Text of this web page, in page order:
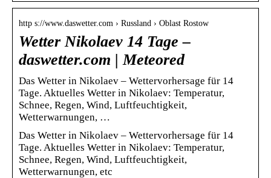
http s://www.daswetter.com › Russland › Oblast Rostow
Wetter Nikolaev 14 Tage –
daswetter.com | Meteored
Das Wetter in Nikolaev – Wettervorhersage für 14
Tage. Aktuelles Wetter in Nikolaev: Temperatur,
Schnee, Regen, Wind, Luftfeuchtigkeit,
Wetterwarnungen, …
Das Wetter in Nikolaev – Wettervorhersage für 14
Tage. Aktuelles Wetter in Nikolaev: Temperatur,
Schnee, Regen, Wind, Luftfeuchtigkeit,
Wetterwarnungen, etc